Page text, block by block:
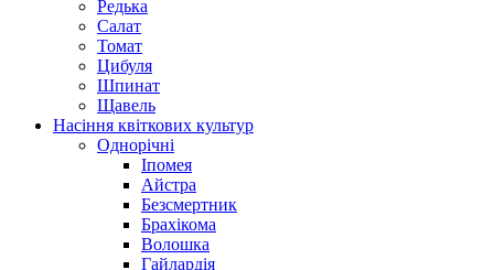
Редька
Салат
Томат
Цибуля
Шпинат
Щавель
Насіння квіткових культур
Однорічні
Іпомея
Айстра
Безсмертник
Брахікома
Волошка
Гайлардія